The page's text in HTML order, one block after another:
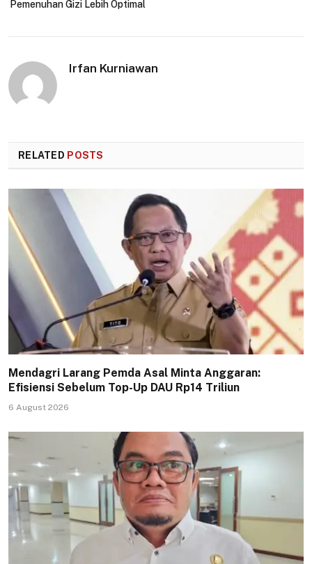
Pemenuhan Gizi Lebih Optimal
Irfan Kurniawan
RELATED POSTS
Mendagri Larang Pemda Asal Minta Anggaran:
Efisiensi Sebelum Top-Up DAU Rp14 Triliun
6 August 2026